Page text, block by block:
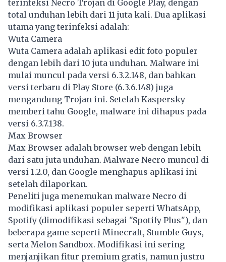
terinfeksi Necro Trojan di Google Play, dengan
total unduhan lebih dari 11 juta kali. Dua aplikasi
utama yang terinfeksi adalah:
Wuta Camera
Wuta Camera adalah aplikasi edit foto populer
dengan lebih dari 10 juta unduhan. Malware ini
mulai muncul pada versi 6.3.2.148, dan bahkan
versi terbaru di Play Store (6.3.6.148) juga
mengandung Trojan ini. Setelah Kaspersky
memberi tahu Google, malware ini dihapus pada
versi 6.3.7.138.
Max Browser
Max Browser adalah browser web dengan lebih
dari satu juta unduhan. Malware Necro muncul di
versi 1.2.0, dan Google menghapus aplikasi ini
setelah dilaporkan.
Peneliti juga menemukan malware Necro di
modifikasi aplikasi populer seperti WhatsApp,
Spotify (dimodifikasi sebagai "Spotify Plus"), dan
beberapa game seperti Minecraft, Stumble Guys,
serta Melon Sandbox. Modifikasi ini sering
menjanjikan fitur premium gratis, namun justru